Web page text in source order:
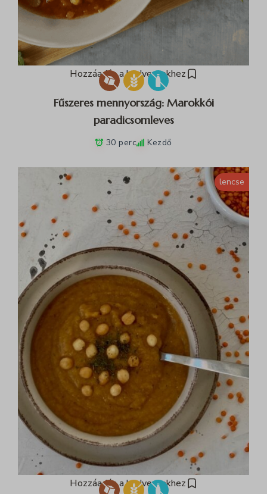
Hozzáadás a kedvencekhez
Fűszeres mennyország: Marokkói
paradicsomleves
30 perc Kezdő
Hozzáadás a kedvencekhez
lencse